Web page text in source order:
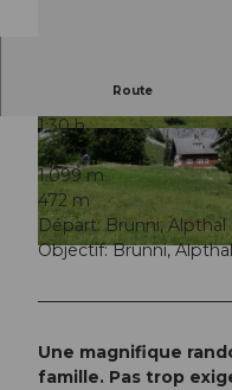
© Schwyz Tourismus, Schwyz Tourismus
© Schwyz Tourismus, Schwyz Tourismus
Route
1:30 h
472 m
1.099 m
472 m
Départ: Brunni, Alpthal
Objectif: Brunni, Alpthal
Une magnifique
famille. Pas trop